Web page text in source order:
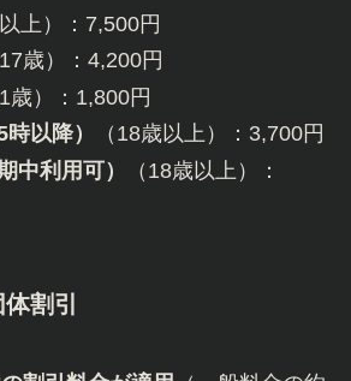
上）：7,500円
歳）：4,200円
歳）：1,800円
以降）
（18歳以上）：3,700円
中利用可）
（18歳以上）：
割引